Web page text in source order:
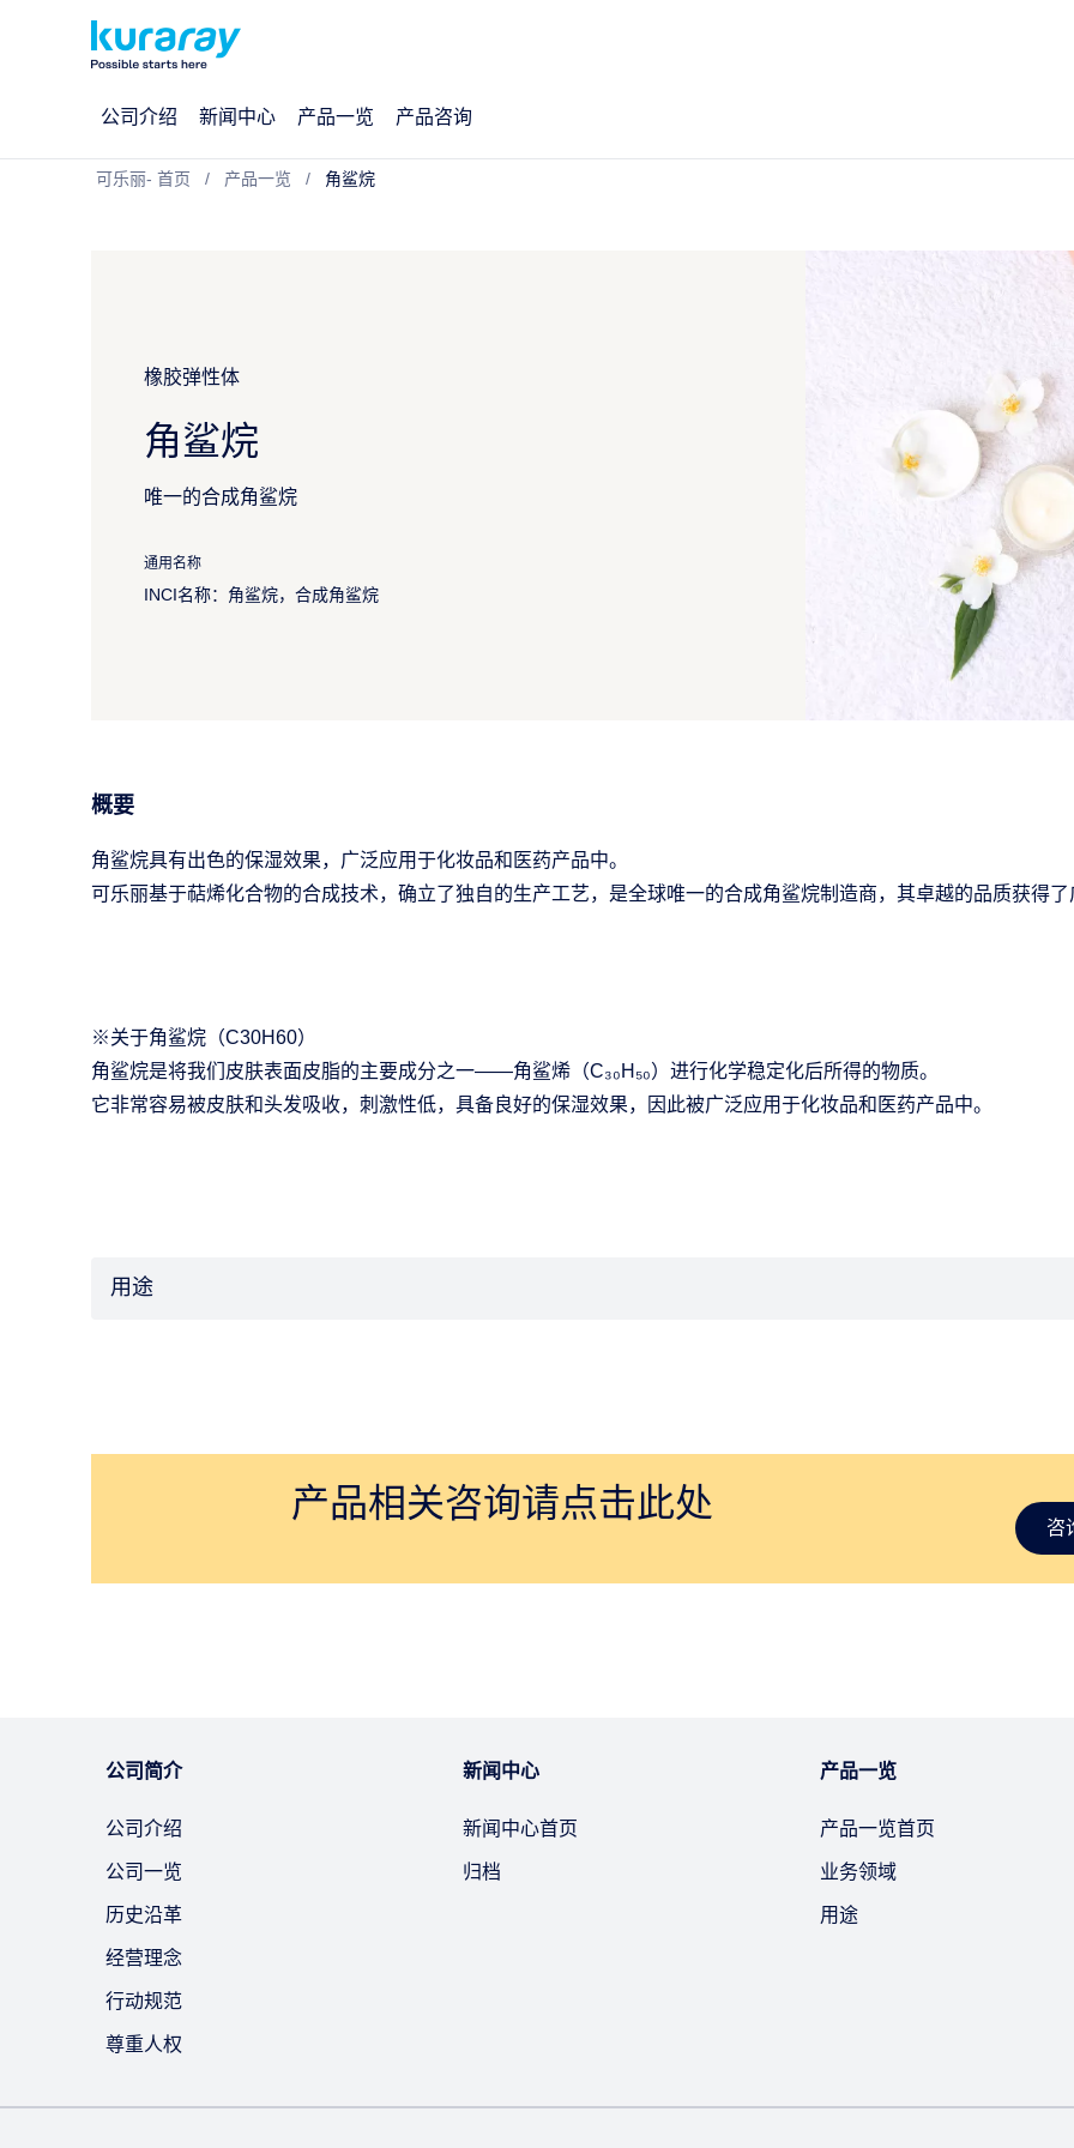
公司介绍 新闻中心 产品一览 产品咨询
可乐丽- 首页 产品一览 角鲨烷
橡胶弹性体
角鲨烷
唯一的合成角鲨烷
通用名称
INCI名称：角鲨烷，合成角鲨烷
概要
角鲨烷具有出色的保湿效果，广泛应用于化妆品和医药产品中。
可乐丽基于萜烯化合物的合成技术，确立了独自的生产工艺，是全球唯一的合成角鲨烷制造商，其卓越的品质获得
※关于角鲨烷（C30H60）
角鲨烷是将我们皮肤表面皮脂的主要成分之一——角鲨烯（C₃₀H₅₀）进行化学稳定化后所得的物质。
它非常容易被皮肤和头发吸收，刺激性低，具备良好的保湿效果，因此被广泛应用于化妆品和医药产品中。
用途
产品相关咨询请点击此处
咨
公司简介
公司介绍
公司一览
历史沿革
经营理念
行动规范
尊重人权
新闻中心
新闻中心首页
归档
产品一览
产品一览首页
业务领域
用途